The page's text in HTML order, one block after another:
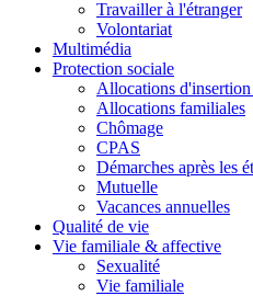
Travailler à l'étranger
Volontariat
Multimédia
Protection sociale
Allocations
Allocations familiales
Chômage
CPAS
Démarches après les
Mutuelle
Vacances annuelles
Qualité de vie
Vie familiale & affective
Sexualité
Vie familiale